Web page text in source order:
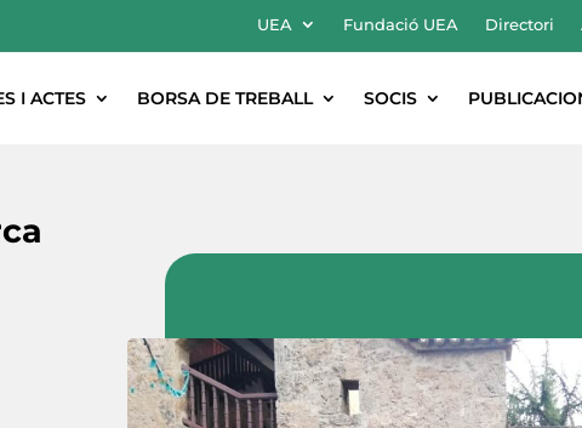
UEA Fundació UEA Directori
I ACTES BORSA DE TREBALL SOCIS